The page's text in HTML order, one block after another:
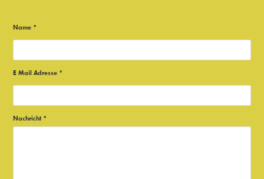
Name *
E Mail Adresse *
Nachricht *